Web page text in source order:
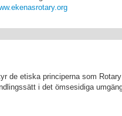
de etiska principerna som
i det ömsesidiga